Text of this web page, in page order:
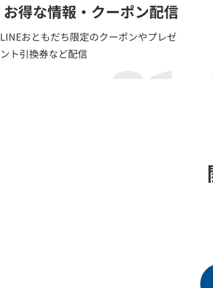
お得な情報・クーポン配信
LINEおともだち限定のクーポンやプレゼ
ント引換券など配信